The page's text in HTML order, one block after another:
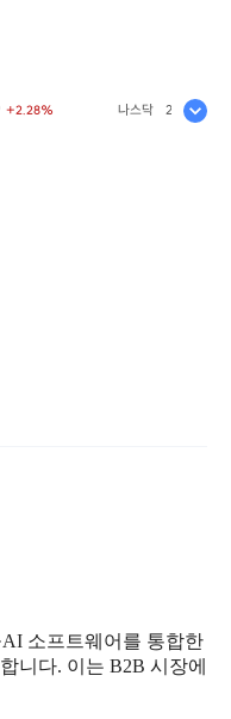
나스닥 26,363.44
소프트웨어를 통합한
니다. 이는 B2B 시장에